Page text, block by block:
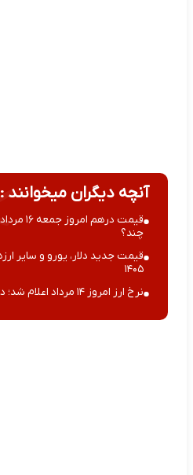
آنچه دیگران میخوانند :
چند؟
۱۴۰۵
نرخ ارز امروز ۱۴ مرداد اعلام شد؛ دلار و یورو چند؟